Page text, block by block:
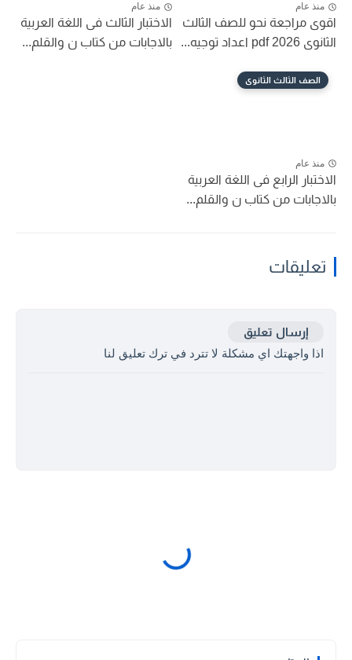
منذ عام
اقوى مراجعة نحو للصف الثالث
الثانوى 2026 pdf اعداد توجيه...
منذ عام
الاختبار الثالث فى اللغة العربية
بالاجابات من كتاب ن والقلم...
الصف الثالث الثانوى
منذ عام
الاختبار الرابع فى اللغة العربية
بالاجابات من كتاب ن والقلم...
تعليقات
إرسال تعليق
اذا واجهتك اي مشكلة لا تترد في ترك تعليق لنا